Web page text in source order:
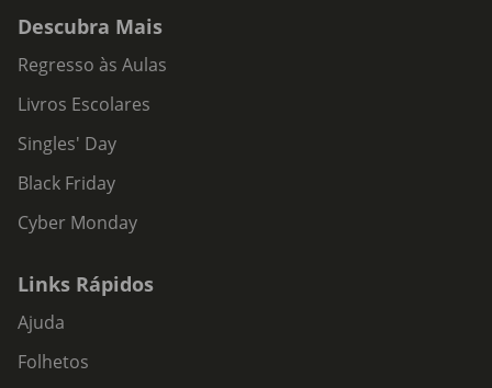
Descubra Mais
Regresso às Aulas
Livros Escolares
Singles' Day
Black Friday
Cyber Monday
Links Rápidos
Ajuda
Folhetos